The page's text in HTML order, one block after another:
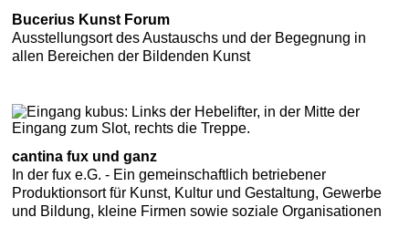
Bucerius Kunst Forum
Ausstellungsort des Austauschs und der Begegnung in
allen Bereichen der Bildenden Kunst
cantina fux und ganz
In der fux e.G. - Ein gemeinschaftlich betriebener
Produktionsort für Kunst, Kultur und Gestaltung, Gewerbe
und Bildung, kleine Firmen sowie soziale Organisationen